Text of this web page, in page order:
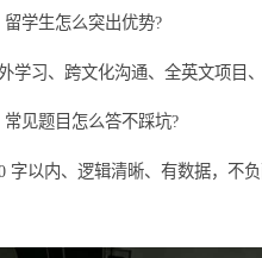
中，不要忘记展示真正的自己
问答
：网申开放题核心原则是什么?
法则，简短有力，结合留